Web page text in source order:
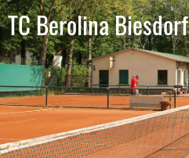
TC Berolina Biesdorf